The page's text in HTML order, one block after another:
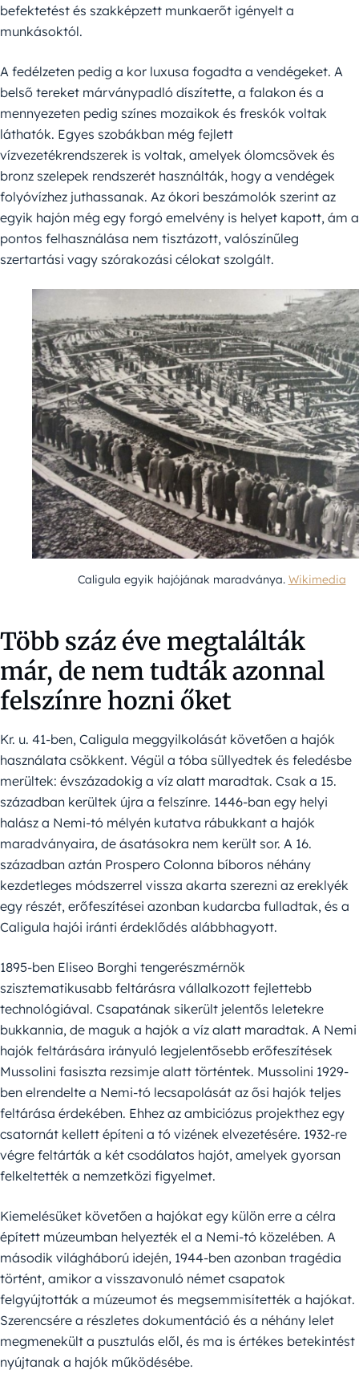
befektetést és szakképzett munkaerőt igényelt a
munkásoktól.
A fedélzeten pedig a kor luxusa fogadta a vendégeket. A
belső tereket márványpadló díszítette, a falakon és a
mennyezeten pedig színes mozaikok és freskók voltak
láthatók. Egyes szobákban még fejlett
vízvezetékrendszerek is voltak, amelyek ólomcsövek és
bronz szelepek rendszerét használták, hogy a vendégek
folyóvízhez juthassanak. Az ókori beszámolók szerint az
egyik hajón még egy forgó emelvény is helyet kapott, ám a
pontos felhasználása nem tisztázott, valószínűleg
szertartási vagy szórakozási célokat szolgált.
Caligula egyik hajójának maradványa. Wikimedia
Több száz éve megtalálták
már, de nem tudták azonnal
felszínre hozni őket
Kr. u. 41-ben, Caligula meggyilkolását követően a hajók
használata csökkent. Végül a tóba süllyedtek és feledésbe
merültek: évszázadokig a víz alatt maradtak. Csak a 15.
században kerültek újra a felszínre. 1446-ban egy helyi
halász a Nemi-tó mélyén kutatva rábukkant a hajók
maradványaira, de ásatásokra nem került sor. A 16.
században aztán Prospero Colonna bíboros néhány
kezdetleges módszerrel vissza akarta szerezni az ereklyék
egy részét, erőfeszítései azonban kudarcba fulladtak, és a
Caligula hajói iránti érdeklődés alábbhagyott.
1895-ben Eliseo Borghi tengerészmérnök
szisztematikusabb feltárásra vállalkozott fejlettebb
technológiával. Csapatának sikerült jelentős leletekre
bukkannia, de maguk a hajók a víz alatt maradtak. A Nemi
hajók feltárására irányuló legjelentősebb erőfeszítések
Mussolini fasiszta rezsimje alatt történtek. Mussolini 1929-
ben elrendelte a Nemi-tó lecsapolását az ősi hajók teljes
feltárása érdekében. Ehhez az ambiciózus projekthez egy
csatornát kellett építeni a tó vizének elvezetésére. 1932-re
végre feltárták a két csodálatos hajót, amelyek gyorsan
felkeltették a nemzetközi figyelmet.
Kiemelésüket követően a hajókat egy külön erre a célra
épített múzeumban helyezték el a Nemi-tó közelében. A
második világháború idején, 1944-ben azonban tragédia
történt, amikor a visszavonuló német csapatok
felgyújtották a múzeumot és megsemmisítették a hajókat.
Szerencsére a részletes dokumentáció és a néhány lelet
megmenekült a pusztulás elől, és ma is értékes betekintést
nyújtanak a hajók működésébe.